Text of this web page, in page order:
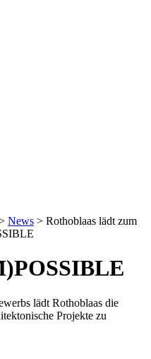
News > Rothoblaas lädt zum
lädt Rothoblaas die
Projekte zu